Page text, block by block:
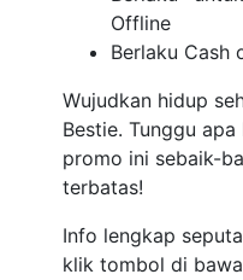
Offline
Berlaku Cash
Wujudkan hidup
Bestie. Tunggu
promo ini sebaik-
terbatas!
Info lengkap
klik tombol di